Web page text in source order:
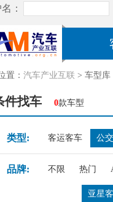
置： 汽车产业互联 > 车型库
件找车 0款车型
类型: 客运客车 公
品牌: 不限 热门
亚星